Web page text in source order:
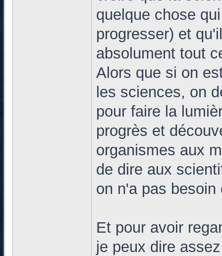
quelque chose
progresser) et
absolument tout
Alors que si on
les sciences, on
pour faire la
progrès et
organismes aux
de dire aux
on n'a pas
Et pour avoir
je peux dire